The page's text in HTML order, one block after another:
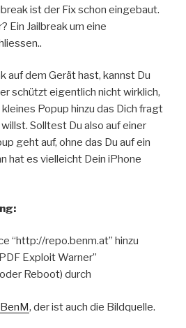
ist der Fix schon eingebaut.
Ein Jailbreak um eine
auf dem Gerät hast, kannst Du
schützt eigentlich nicht wirklich,
Popup hinzu das Dich fragt
Solltest Du also auf einer
geht auf, ohne das Du auf ein
hat es vielleicht Dein iPhone
“http://repo.benm.at” hinzu
Exploit Warner”
Reboot) durch
BenM, der ist auch die Bildquelle.